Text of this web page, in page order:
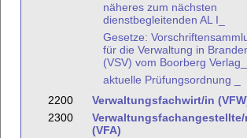
näheres zum nächsten
dienstbegleitenden AL I_
Gesetze:
für die Verwaltung in
(VSV) vom Boorberg Verlag_
aktuelle Prüfungsordnung _
2200
Verwaltungsfachwirt/in
2300
Verwaltungsfachangestellte/
(VFA)